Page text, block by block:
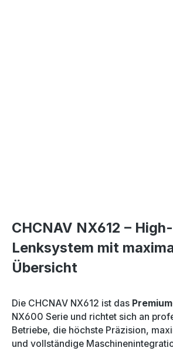
CHCNAV NX612 –
Lenksystem mit
Übersicht
Die CHCNAV NX612 ist das
NX600 Serie und richtet sich an
Betriebe, die höchste Präzision,
und vollständige